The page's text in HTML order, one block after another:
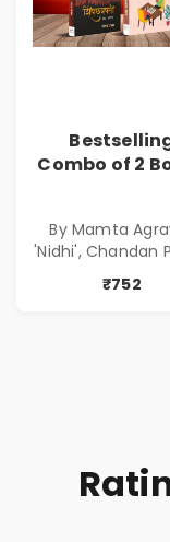
Combo of 2
( सर्वोत्कृष्ट
आणि
कथांचा संच )
By Mamta
'Nidhi', Chandan
₹752